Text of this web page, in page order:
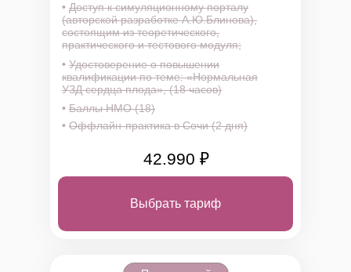
Выбрать тариф
• Доступ к симуляционному порталу
(авторской разработке А.Ю.Блинова),
состоящим из теоретического,
практического и тестового модуля;
• Удостоверение о повышении
квалификации по теме: «Нормальная
УЗД сердца плода», (18 часов)
• Баллы НМО (18)
• Оффлайн-практика в Сочи (2 дня)
42.990 ₽